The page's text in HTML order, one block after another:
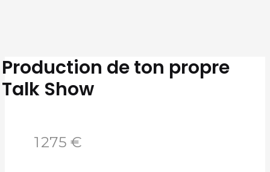
Production de ton propre
Talk Show
N
1 275 €